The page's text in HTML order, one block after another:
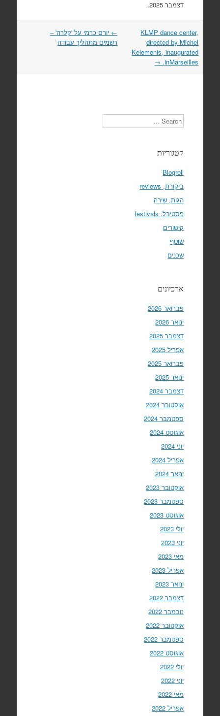
דצמבר 2025.
Post
navigation
← יורם כרמי על 'קלרה' –
רשמים מתהליך עבודה
KLMP dance center,
directed by Michel
Kelemenis, inaugurated
inMarseilles.
→
Search
קטגוריות
Blogroll
ביקורת, reviews
הגות, שירה
פסטיבל, festivals
קישורים
שוטף
שכנים
ארכיונים
פברואר 2026
ינואר 2026
דצמבר 2025
אפריל 2025
פברואר 2025
ינואר 2025
דצמבר 2024
אוקטובר 2024
ספטמבר 2024
אוגוסט 2024
יוני 2024
אפריל 2024
ינואר 2024
אוקטובר 2023
ספטמבר 2023
אוגוסט 2023
יולי 2023
יוני 2023
מאי 2023
אפריל 2023
ינואר 2023
דצמבר 2022
נובמבר 2022
אוקטובר 2022
ספטמבר 2022
אוגוסט 2022
יולי 2022
יוני 2022
מאי 2022
אפריל 2022